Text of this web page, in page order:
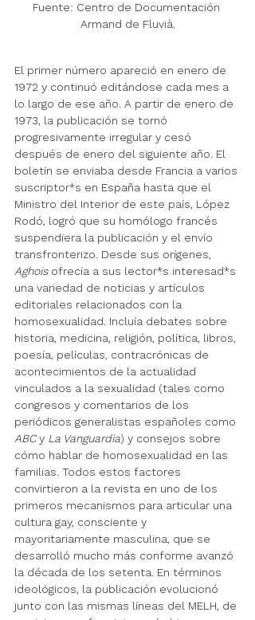
Fuente: Centro de Documentación
Armand de Fluvià.
El primer número apareció en enero de
1972 y continuó editándose cada mes a
lo largo de ese año. A partir de enero de
1973, la publicación se tornó
progresivamente irregular y cesó
después de enero del siguiente año. El
boletín se enviaba desde Francia a varios
suscriptor*s en España hasta que el
Ministro del Interior de este país, López
Rodó, logró que su homólogo francés
suspendiera la publicación y el envío
transfronterizo. Desde sus orígenes,
Aghois ofrecía a sus lector*s interesad*s
una variedad de noticias y artículos
editoriales relacionados con la
homosexualidad. Incluía debates sobre
historia, medicina, religión, política, libros,
poesía, películas, contracrónicas de
acontecimientos de la actualidad
vinculados a la sexualidad (tales como
congresos y comentarios de los
periódicos generalistas españoles como
ABC y La Vanguardia) y consejos sobre
cómo hablar de homosexualidad en las
familias. Todos estos factores
convirtieron a la revista en uno de los
primeros mecanismos para articular una
cultura gay, consciente y
mayoritariamente masculina, que se
desarrolló mucho más conforme avanzó
la década de los setenta. En términos
ideológicos, la publicación evolucionó
junto con las mismas líneas del MELH, de